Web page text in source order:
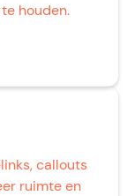
houden.
callouts
ruimte en